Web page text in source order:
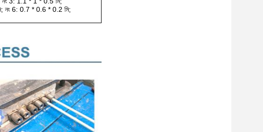
নং 6: 0.7 * 0.6 * 0.2 মি;